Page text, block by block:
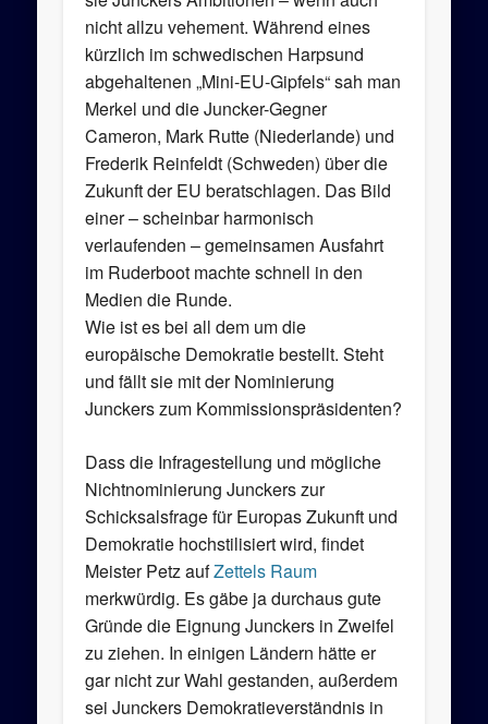
nicht allzu vehement. Während eines
kürzlich im schwedischen Harpsund
abgehaltenen „Mini-EU-Gipfels“ sah man
Merkel und die Juncker-Gegner
Cameron, Mark Rutte (Niederlande) und
Frederik Reinfeldt (Schweden) über die
Zukunft der EU beratschlagen. Das Bild
einer – scheinbar harmonisch
verlaufenden – gemeinsamen Ausfahrt
im Ruderboot machte schnell in den
Medien die Runde.
Wie ist es bei all dem um die
europäische Demokratie bestellt. Steht
und fällt sie mit der Nominierung
Junckers zum Kommissionspräsidenten?
Dass die Infragestellung und mögliche
Nichtnominierung Junckers zur
Schicksalsfrage für Europas Zukunft und
Demokratie hochstilisiert wird, findet
Meister Petz aufZettels Raum
merkwürdig. Es gäbe ja durchaus gute
Gründe die Eignung Junckers in Zweifel
zu ziehen. In einigen Ländern hätte er
gar nicht zur Wahl gestanden, außerdem
sei Junckers Demokratieverständnis in